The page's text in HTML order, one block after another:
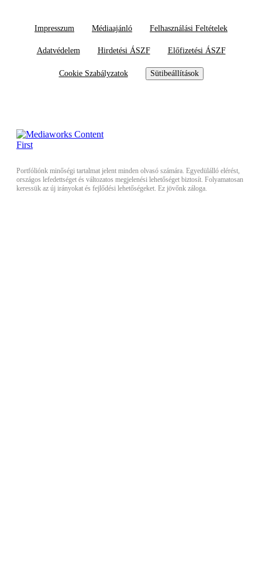
Impresszum Médiaajánló Felhasználási Feltételek
Adatvédelem Hirdetési ÁSZF Előfizetési ÁSZF
Cookie Szabályzatok Sütibeállítások
Portfóliónk minőségi tartalmat jelent minden olvasó számára. Egyedülálló elérést,
országos lefedettséget és változatos megjelenési lehetőséget biztosít. Folyamatosan
keressük az új irányokat és fejlődési lehetőségeket. Ez jövőnk záloga.